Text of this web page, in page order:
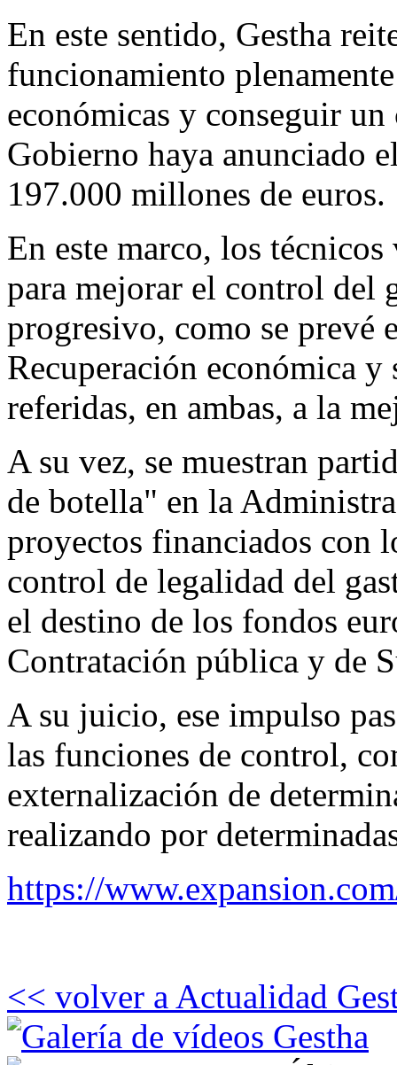
En este sentido, Gestha
funcionamiento
económicas y conseguir
Gobierno haya anunciado
197.000 millones de euros.
En este marco, los
para mejorar el control del
progresivo, como se prevé
Recuperación económica y
referidas, en ambas, a la
A su vez, se muestran
de botella" en la
proyectos financiados con
control de legalidad del
el destino de los fondos
Contratación pública y de
A su juicio, ese impulso
las funciones de control,
externalización de
realizando por
https://
<< volver a Actualidad